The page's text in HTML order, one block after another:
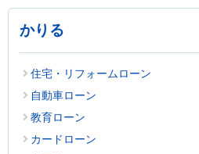
かりる
住宅・リフォームローン
自動車ローン
教育ローン
カードローン